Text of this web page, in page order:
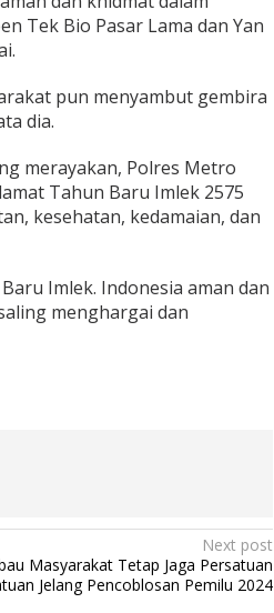
Tek Bio Pasar Lama dan Yan
pun menyambut gembira
dia.
merayakan, Polres Metro
Tahun Baru Imlek 2575
kesehatan, kedamaian, dan
Imlek. Indonesia aman dan
menghargai dan
Next post
Masyarakat Tetap Jaga Persatuan
Jelang Pencoblosan Pemilu 2024